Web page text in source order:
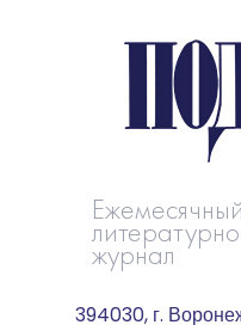
Ежемесячный
журнал
394030, г.